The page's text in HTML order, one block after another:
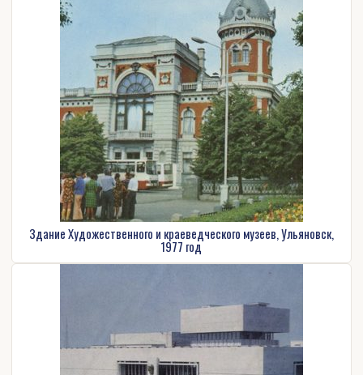
Здание Художественного и краеведческого музеев, Ульяновск,
1977 год